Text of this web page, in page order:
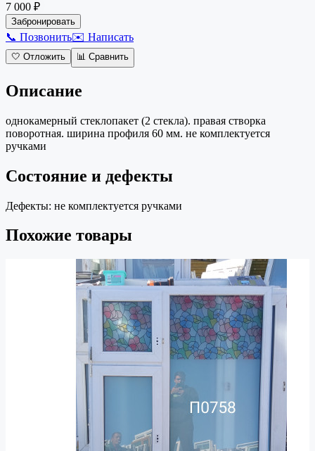
7 000 ₽
Забронировать
📞 Позвонить✉️ Написать
🤍 Отложить 📊 Сравнить
Описание
однокамерный стеклопакет (2 стекла). правая створка
поворотная. ширина профиля 60 мм. не комплектуется
ручками
Состояние и дефекты
Дефекты: не комплектуется ручками
Похожие товары